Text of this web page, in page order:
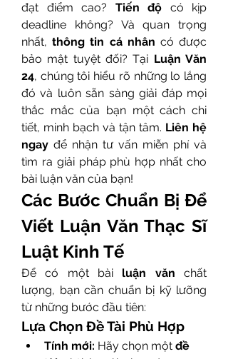
đạt điểm cao? Tiến độ có kịp
deadline không? Và quan trọng
nhất, thông tin cá nhân có được
bảo mật tuyệt đối? Tại Luận Văn
24, chúng tôi hiểu rõ những lo lắng
đó và luôn sẵn sàng giải đáp mọi
thắc mắc của bạn một cách chi
tiết, minh bạch và tận tâm. Liên hệ
ngay để nhận tư vấn miễn phí và
tìm ra giải pháp phù hợp nhất cho
bài luận văn của bạn!
Các Bước Chuẩn Bị Để
Viết Luận Văn Thạc Sĩ
Luật Kinh Tế
Để có một bài luận văn chất
lượng, bạn cần chuẩn bị kỹ lưỡng
từ những bước đầu tiên:
Lựa Chọn Đề Tài Phù Hợp
Tính mới: Hãy chọn một đề